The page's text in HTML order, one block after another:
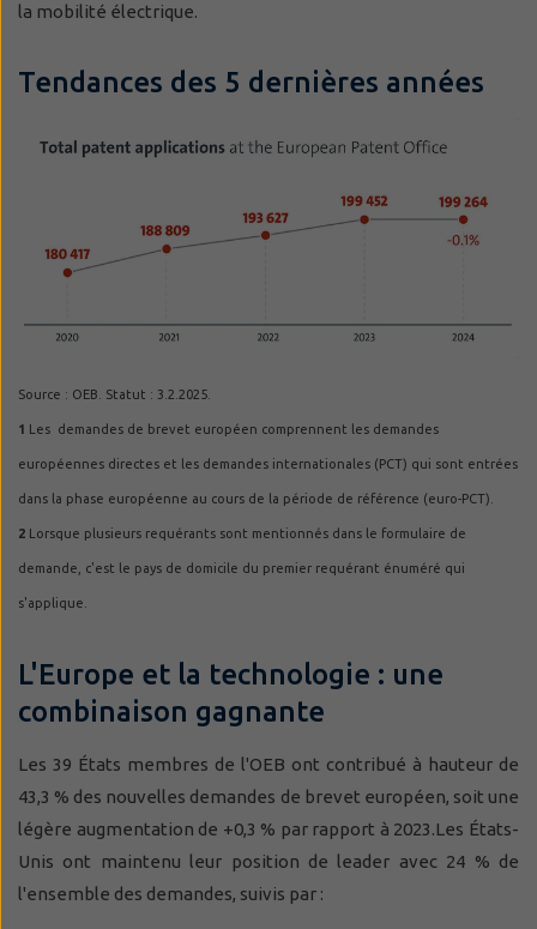
la mobilité électrique.
Tendances des 5 dernières années
Source : OEB. Statut : 3.2.2025.
1 Les demandes de brevet européen comprennent les demandes
européennes directes et les demandes internationales (PCT) qui sont entrées
dans la phase européenne au cours de la période de référence (euro-PCT).
2 Lorsque plusieurs requérants sont mentionnés dans le formulaire de
demande, c'est le pays de domicile du premier requérant énuméré qui
s'applique.
L'Europe et la technologie : une
combinaison gagnante
Les 39 États membres de l'OEB ont contribué à hauteur de
43,3 % des nouvelles demandes de brevet européen, soit une
légère augmentation de +0,3 % par rapport à 2023.Les États-
Unis ont maintenu leur position de leader avec 24 % de
l'ensemble des demandes, suivis par :